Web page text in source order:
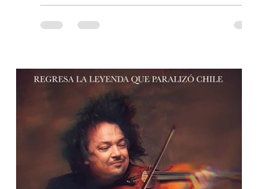
agrupación ícono de la Nueva Canción
Chilena conmemorará su legado de 60
19:00 horas, en el Teatro Municipal de
Santiago. La celebración reunirá a la
máxima exponente de la música popular
peruana, Eva Ayllón, al Cuarteto Austral y
un repertorio que recorrerá seis décadas
de obras que transformaron l